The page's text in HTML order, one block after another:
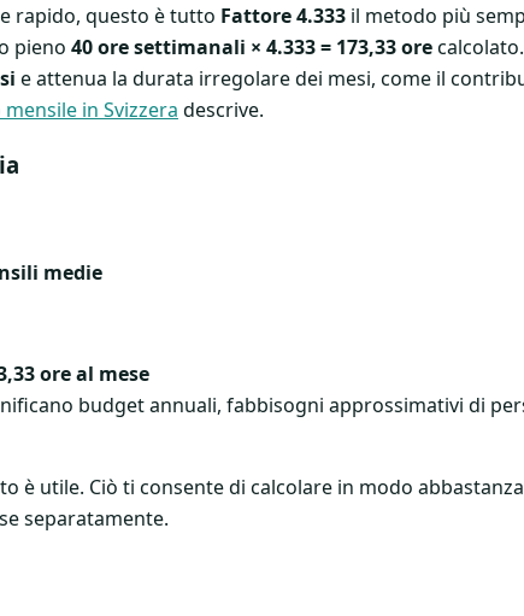
rapido, questo è tutto Fattore 4.333 il metodo più
pieno 40 ore settimanali × 4.333 = 173,33 ore
e attenua la durata irregolare dei mesi, come il
in Svizzera descrive.
medie
ore al mese
budget annuali, fabbisogni approssimativi di
è utile. Ciò ti consente di calcolare in modo
separatamente.